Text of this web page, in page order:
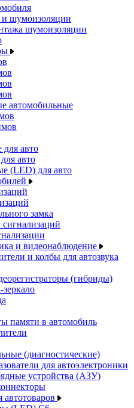
и шумоизоляции
шумоизоляции
автомобильные
авто
авто
(LED) для авто
замка
и видеонаблюдение
и колбы для автозвука
(гибриды)
памяти в автомобиль
(диагностические)
для автоэлектроники
устройства (АЗУ)